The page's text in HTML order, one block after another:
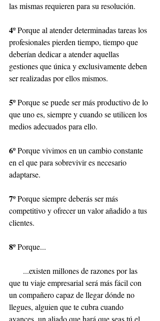
las mismas requieren para su resolución.
4º Porque al atender determinadas tareas los
profesionales pierden tiempo, tiempo que
deberían dedicar a atender aquellas
gestiones que única y exclusivamente deben
ser realizadas por ellos mismos.
5º Porque se puede ser más productivo de lo
que uno es, siempre y cuando se utilicen los
medios adecuados para ello.
6º Porque vivimos en un cambio constante
en el que para sobrevivir es necesario
adaptarse.
7º Porque siempre deberás ser más
competitivo y ofrecer un valor añadido a tus
clientes.
8º Porque...
que tu viaje empresarial será más fácil con
un compañero capaz de llegar dónde no
llegues, alguien que te cubra cuando
avances, un aliado que hará que seas tú el